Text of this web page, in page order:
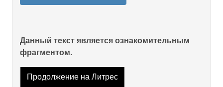
Данный текст является ознакомительным
фрагментом.
Продолжение на Литрес